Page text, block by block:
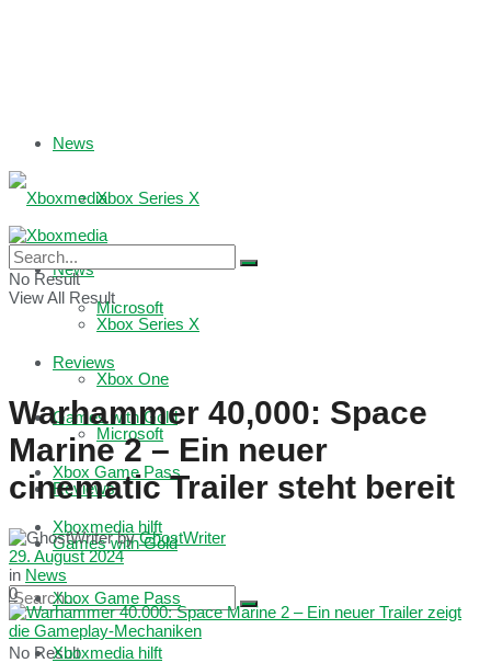
News
Xbox Series X
Microsoft
Reviews
Games with Gold
Xbox Game Pass
Xboxmedia hilft
No Result
News
Xbox Series X
Xbox One
Microsoft
Reviews
Games with Gold
Xbox Game Pass
Xboxmedia hilft
No Result
View All Result
Warhammer 40,000: Space
Marine 2 – Ein neuer
cinematic Trailer steht bereit
by GhostWriter
29. August 2024
in News
0